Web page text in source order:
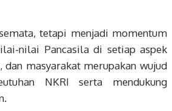
tetapi menjadi momentum
nilai Pancasila di setiap aspek
masyarakat merupakan wujud
NKRI serta mendukung